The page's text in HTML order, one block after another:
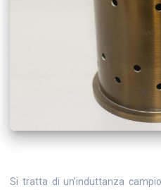
Si tratta di un’induttanza